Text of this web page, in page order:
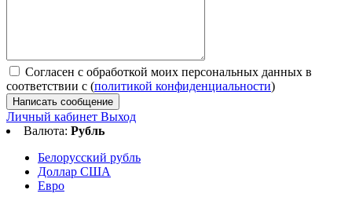
Согласен с обработкой моих персональных данных в
соответствии с (политикой конфиденциальности)
Написать сообщение
Личный кабинет Выход
Валюта: Рубль
Белорусский рубль
Доллар США
Евро